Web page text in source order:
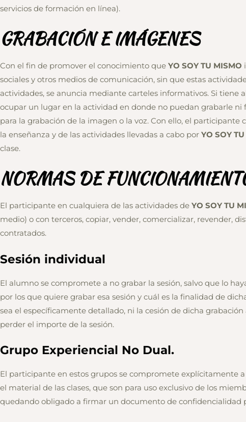
servicios de formación en línea).
GRABACIÓN E IMÁGENES
Con el fin de promover el conocimiento que YO SOY TU MISMO
sociales y otros medios de comunicación, sin que estas
actividades, se anuncia mediante carteles informativos. Si
ocupar un lugar en la actividad en donde no puedan grabarle
para la grabación de la imagen o la voz. Con ello, el
la enseñanza y de las actividades llevadas a cabo por YO SOY
clase.
NORMAS DE
El participante en cualquiera de las actividades de YO SOY TU
medio) o con terceros, copiar, vender, comercializar, revender,
contratados.
Sesión individual
El alumno se compromete a no grabar la sesión, salvo que lo
por los que quiere grabar esa sesión y cuál es la finalidad de
sea el específicamente detallado, ni la cesión de dicha
perder el importe de la sesión.
Grupo Experiencial No Dual.
El participante en estos grupos se compromete explícitamente
el material de las clases, que son para uso exclusivo de los
quedando obligado a firmar un documento de confidencialidad